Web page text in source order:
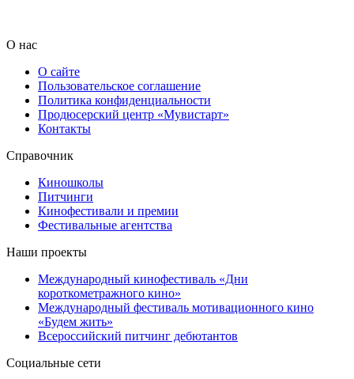
О нас
О сайте
Пользовательское соглашение
Политика конфиденциальности
Продюсерский центр «Мувистарт»
Контакты
Справочник
Киношколы
Питчинги
Кинофестивали и премии
Фестивальные агентства
Наши проекты
Международный кинофестиваль «Дни
короткометражного кино»
Международный фестиваль мотивационного кино
«Будем жить»
Всероссийский питчинг дебютантов
Социальные сети